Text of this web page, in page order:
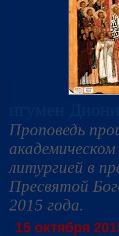
Проповедь
литургией в
Пресвятой
2015 года.
15 октября